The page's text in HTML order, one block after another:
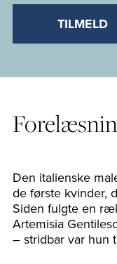
TILMELD
Den italienske
de første kvinder,
Siden fulgte en
Artemisia
– stridbar var hun